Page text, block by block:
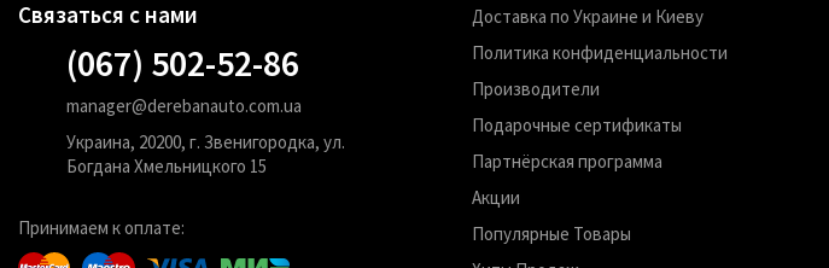
Связаться с нами
(067) 502-52-86
manager@derebanauto.com.ua
Украина, 20200, г. Звенигородка, ул.
Богдана Хмельницкого 15
Принимаем к оплате:
Доставка по Украине и Киеву
Политика конфиденциальности
Производители
Подарочные сертификаты
Партнёрская программа
Акции
Популярные Товары